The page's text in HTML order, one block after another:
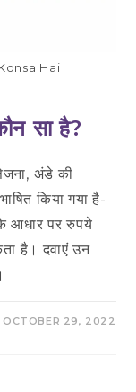
Hai
सा है?
अंडे की
किया गया है-
आधार पर रुपये
है। दवाएं उन
OCTOBER 29, 2022